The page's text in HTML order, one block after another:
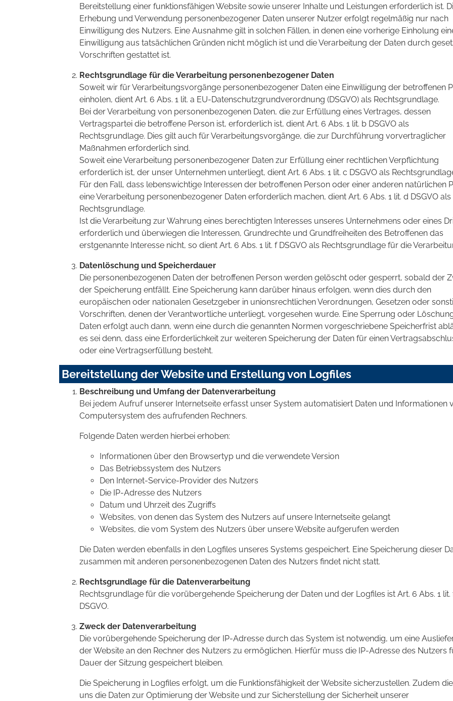
Bereitstellung einer funktionsfähigen Website sowie unserer Inhalte und Leistungen erforderlich ist.
Erhebung und Verwendung personenbezogener Daten unserer Nutzer erfolgt regelmäßig nur nach
Einwilligung des Nutzers. Eine Ausnahme gilt in solchen Fällen, in denen eine vorherige Einholung
Einwilligung aus tatsächlichen Gründen nicht möglich ist und die Verarbeitung der Daten durch
Vorschriften gestattet ist.
Rechtsgrundlage für die Verarbeitung personenbezogener Daten
Soweit wir für Verarbeitungsvorgänge personenbezogener Daten eine Einwilligung der betroffenen
einholen, dient Art. 6 Abs. 1 lit. a EU-Datenschutzgrundverordnung (DSGVO) als Rechtsgrundlage.
Bei der Verarbeitung von personenbezogenen Daten, die zur Erfüllung eines Vertrages, dessen
Vertragspartei die betroffene Person ist, erforderlich ist, dient Art. 6 Abs. 1 lit. b DSGVO als
Rechtsgrundlage. Dies gilt auch für Verarbeitungsvorgänge, die zur Durchführung vorvertraglicher
Maßnahmen erforderlich sind.
Soweit eine Verarbeitung personenbezogener Daten zur Erfüllung einer rechtlichen Verpflichtung
erforderlich ist, der unser Unternehmen unterliegt, dient Art. 6 Abs. 1 lit. c DSGVO als
Für den Fall, dass lebenswichtige Interessen der betroffenen Person oder einer anderen natürlichen
eine Verarbeitung personenbezogener Daten erforderlich machen, dient Art. 6 Abs. 1 lit. d DSGVO als
Rechtsgrundlage.
Ist die Verarbeitung zur Wahrung eines berechtigten Interesses unseres Unternehmens oder eines
erforderlich und überwiegen die Interessen, Grundrechte und Grundfreiheiten des Betroffenen das
erstgenannte Interesse nicht, so dient Art. 6 Abs. 1 lit. f DSGVO als Rechtsgrundlage für die
Datenlöschung und Speicherdauer
Die personenbezogenen Daten der betroffenen Person werden gelöscht oder gesperrt, sobald der
der Speicherung entfällt. Eine Speicherung kann darüber hinaus erfolgen, wenn dies durch den
europäischen oder nationalen Gesetzgeber in unionsrechtlichen Verordnungen, Gesetzen oder
Vorschriften, denen der Verantwortliche unterliegt, vorgesehen wurde. Eine Sperrung oder
Daten erfolgt auch dann, wenn eine durch die genannten Normen vorgeschriebene Speicherfrist
es sei denn, dass eine Erforderlichkeit zur weiteren Speicherung der Daten für einen
oder eine Vertragserfüllung besteht.
Bereitstellung der Website und Erstellung von Logfiles
Beschreibung und Umfang der Datenverarbeitung
Bei jedem Aufruf unserer Internetseite erfasst unser System automatisiert Daten und Informationen
Computersystem des aufrufenden Rechners.
Folgende Daten werden hierbei erhoben:
Informationen über den Browsertyp und die verwendete Version
Das Betriebssystem des Nutzers
Den Internet-Service-Provider des Nutzers
Die IP-Adresse des Nutzers
Datum und Uhrzeit des Zugriffs
Websites, von denen das System des Nutzers auf unsere Internetseite gelangt
Websites, die vom System des Nutzers über unsere Website aufgerufen werden
Die Daten werden ebenfalls in den Logfiles unseres Systems gespeichert. Eine Speicherung dieser
zusammen mit anderen personenbezogenen Daten des Nutzers findet nicht statt.
Rechtsgrundlage für die Datenverarbeitung
Rechtsgrundlage für die vorübergehende Speicherung der Daten und der Logfiles ist Art. 6 Abs. 1 lit.
DSGVO.
Zweck der Datenverarbeitung
Die vorübergehende Speicherung der IP-Adresse durch das System ist notwendig, um eine
der Website an den Rechner des Nutzers zu ermöglichen. Hierfür muss die IP-Adresse des Nutzers
Dauer der Sitzung gespeichert bleiben.
Die Speicherung in Logfiles erfolgt, um die Funktionsfähigkeit der Website sicherzustellen. Zudem
uns die Daten zur Optimierung der Website und zur Sicherstellung der Sicherheit unserer